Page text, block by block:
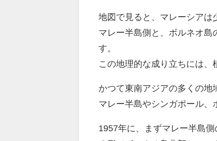
地図で見ると、マレーシアは
マレー半島側と、ボルネオ
す。
この地理的な成り立ちには、
かつて東南アジアの多くの地
マレー半島やシンガポール、
1957年に、まずマレー半島